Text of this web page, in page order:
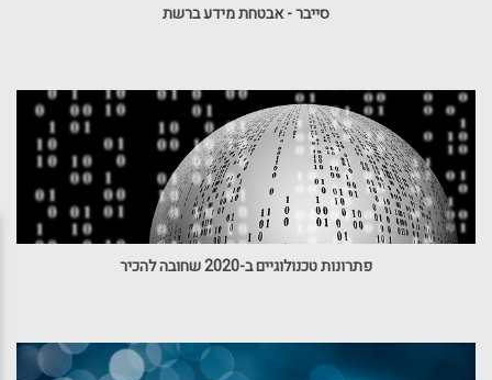
סייבר - אבטחת מידע ברשת
פתרונות טכנולוגיים ב-2020 שחובה להכיר